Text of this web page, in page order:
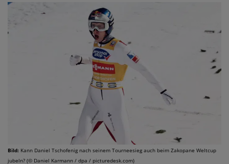
Bild: Kann Daniel Tschofenig nach seinem Tourneesieg auch beim Zakopane Weltcup
jubeln? (© Daniel Karmann / dpa / picturedesk.com)